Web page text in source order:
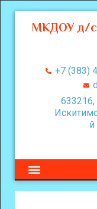
МКДОУ д/с
+7 (383)
633216,
й